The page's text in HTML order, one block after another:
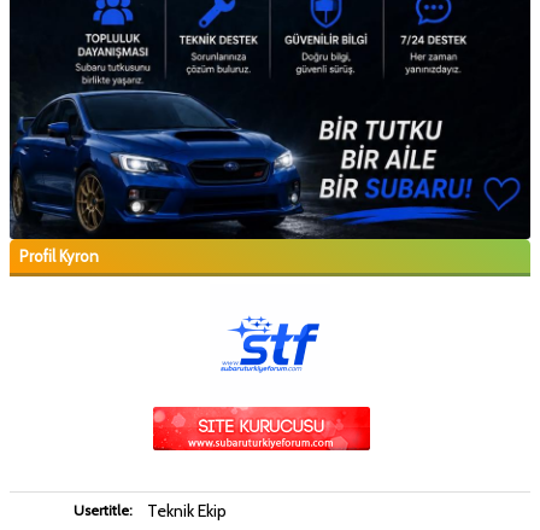
Profil Kyron
Usertitle: Teknik Ekip